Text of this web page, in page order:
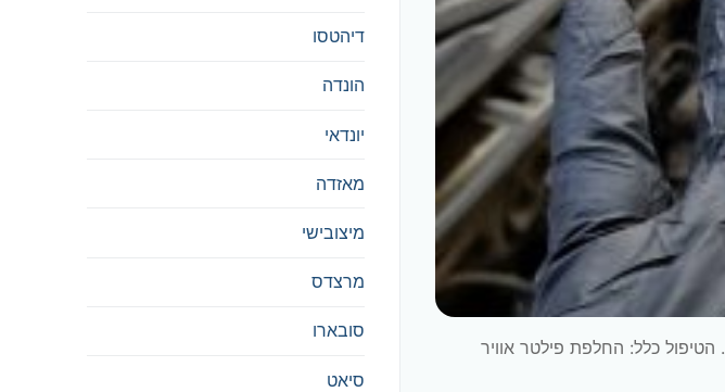
מדובר על טיפול בפיאט פונטו ספייס שנת 2004, מנוע 1.2, 16 שסתומים, דגם 188A5000. הטיפול כלל: החלפת פילטר אוויר
דיהטסו
הונדה
יונדאי
מאזדה
מיצובישי
מרצדס
סובארו
סיאט